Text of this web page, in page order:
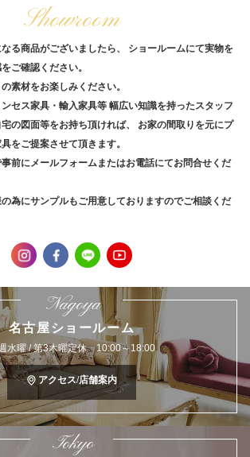
Showroom
る商品がございましたら、
ショールームにて実物を
ご確認ください。
素材をお楽しみください。
セス家具・輸入家具等 幅広い知識を持ったスタッフ
の図面等をお持ち頂ければ、
お家の間取りを元にプ
をご提案させて頂きます。
前にメールフォームまたはお電話にてお問合せくだ
為にサンプルもご用意しておりますのでご相談くだ
Nagoya
名古屋ショールーム
水曜 / 第3木曜定休 10:00～18:00
アクセス/店舗案内
Tokyo